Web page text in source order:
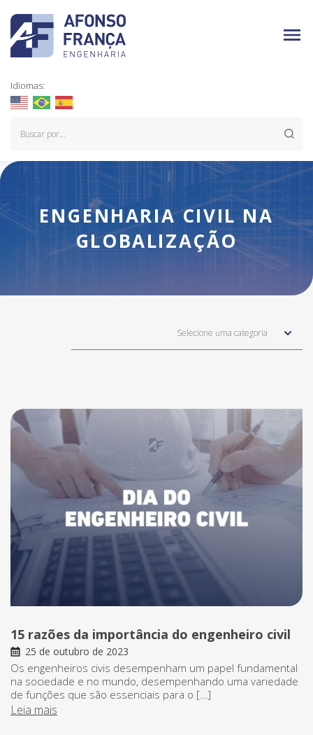
Idiomas:
ENGENHARIA CIVIL NA
GLOBALIZAÇÃO
Selecione uma categoria
15 razões da importância do engenheiro civil
25 de outubro de 2023
Os engenheiros civis desempenham um papel fundamental
na sociedade e no mundo, desempenhando uma variedade
de funções que são essenciais para o […]
Leia mais